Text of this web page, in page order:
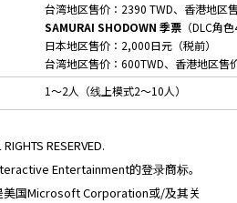
台湾地区售价：2390 TWD、香港地区
SAMURAI SHODOWN 季票 （DLC角
日本地区售价：2,000日元（税前）
台湾地区售价：600TWD、香港地区售
1～2人（线上模式2～10人）
RESERVED.
Entertainment的登录商标。
国Microsoft Corporation或/及其关